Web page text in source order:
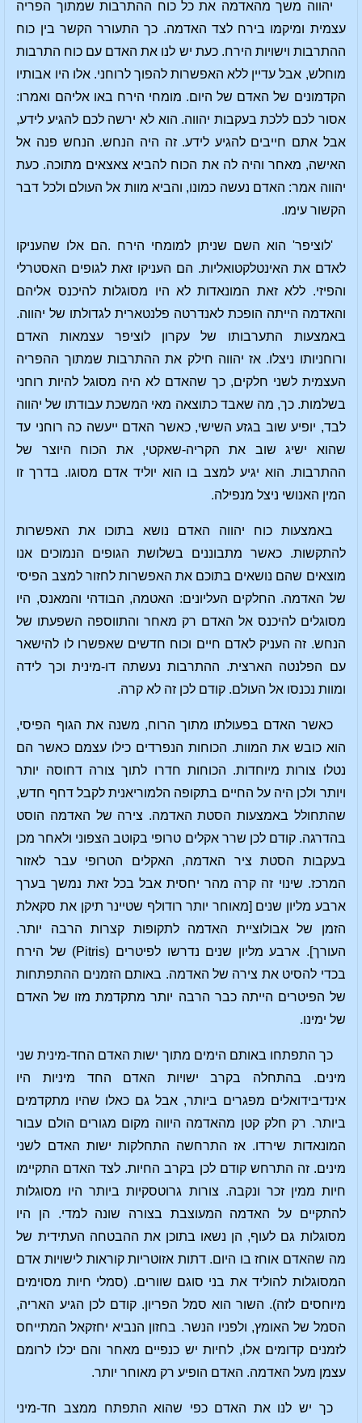
יהווה משך מהאדמה את כל כוח ההתרבות שמתוך הפריה
עצמית ומיקמו בירח לצד האדמה. כך התעורר הקשר בין כוח
ההתרבות וישויות הירח. כעת יש לנו את האדם עם כוח התרבות
מוחלש, אבל עדיין ללא האפשרות להפוך לרוחני. אלו היו אבותיו
הקדמונים של האדם של היום. מומחי הירח באו אליהם ואמרו:
אסור לכם ללכת בעקבות יהווה. הוא לא ירשה לכם להגיע לידע,
אבל אתם חייבים להגיע לידע. זה היה הנחש. הנחש פנה אל
האישה, מאחר והיה לה את הכוח להביא צאצאים מתוכה. כעת
יהווה אמר: האדם נעשה כמונו, והביא מוות אל העולם ולכל דבר
הקשור עימו.
'לוציפר' הוא השם שניתן למומחי הירח .הם אלו שהעניקו
לאדם את האינטלקטואליות. הם העניקו זאת לגופים האסטרלי
והפיזי. ללא זאת המונאדות לא היו מסוגלות להיכנס אליהם
והאדמה הייתה הופכת לאנדרטה פלנטארית לגדולתו של יהווה.
באמצעות התערבותו של עקרון לוציפר עצמאות האדם
ורוחניותו ניצלו. אז יהווה חילק את ההתרבות שמתוך ההפריה
העצמית לשני חלקים, כך שהאדם לא היה מסוגל להיות רוחני
בשלמות. כך, מה שאבד כתוצאה מאי המשכת עבודתו של יהווה
לבד, יופיע שוב בגזע השישי, כאשר האדם ייעשה כה רוחני עד
שהוא ישיג שוב את הקריה-שאקטי, את הכוח היוצר של
ההתרבות. הוא יגיע למצב בו הוא יוליד אדם מסוגו. בדרך זו
המין האנושי ניצל מנפילה.
באמצעות כוח יהווה האדם נושא בתוכו את האפשרות
להתקשות. כאשר מתבוננים בשלושת הגופים הנמוכים אנו
מוצאים שהם נושאים בתוכם את האפשרות לחזור למצב הפיסי
של האדמה. החלקים העליונים: האטמה, הבודהי והמאנס, היו
מסוגלים להיכנס אל האדם רק מאחר והתווספה השפעתו של
הנחש. זה העניק לאדם חיים וכוח חדשים שאפשרו לו להישאר
עם הפלנטה הארצית. ההתרבות נעשתה דו-מינית וכך לידה
ומוות נכנסו אל העולם. קודם לכן זה לא קרה.
כאשר האדם בפעולתו מתוך הרוח, משנה את הגוף הפיסי,
הוא כובש את המוות. הכוחות הנפרדים כילו עצמם כאשר הם
נטלו צורות מיוחדות. הכוחות חדרו לתוך צורה דחוסה יותר
ויותר ולכן היה על החיים בתקופה הלמוריאנית לקבל דחף חדש,
שהתחולל באמצעות הסטת האדמה. צירה של האדמה הוסט
בהדרגה. קודם לכן שרר אקלים טרופי בקוטב הצפוני ולאחר מכן
בעקבות הסטת ציר האדמה, האקלים הטרופי עבר לאזור
המרכז. שינוי זה קרה מהר יחסית אבל בכל זאת נמשך בערך
ארבע מליון שנים [מאוחר יותר רודולף שטיינר תיקן את סקאלת
הזמן של אבולוציית האדמה לתקופות קצרות הרבה יותר.
העורך]. ארבע מליון שנים נדרשו לפיטרים (Pitris) של הירח
בכדי להסיט את צירה של האדמה. באותם הזמנים ההתפתחות
של הפיטרים הייתה כבר הרבה יותר מתקדמת מזו של האדם
של ימינו.
כך התפתחו באותם הימים מתוך ישות האדם החד-מינית שני
מינים. בהתחלה בקרב ישויות האדם החד מיניות היו
אינדיבידואלים מפגרים ביותר, אבל גם כאלו שהיו מתקדמים
ביותר. רק חלק קטן מהאדמה היווה מקום מגורים הולם עבור
המונאדות שירדו. אז התרחשה התחלקות ישות האדם לשני
מינים. זה התרחש קודם לכן בקרב החיות. לצד האדם התקיימו
חיות ממין זכר ונקבה. צורות גרוטסקיות ביותר היו מסוגלות
להתקיים על האדמה המעוצבת בצורה שונה למדי. הן היו
מסוגלות גם לעוף, הן נשאו בתוכן את ההבטחה העתידית של
מה שהאדם אוחז בו היום. דתות אזוטריות קוראות לישויות אדם
המסוגלות להוליד את בני סוגם שוורים. (סמלי חיות מסוימים
מיוחסים לזה). השור הוא סמל הפריון. קודם לכן הגיע האריה,
הסמל של האומץ, ולפניו הנשר. בחזון הנביא יחזקאל המתייחס
לזמנים קדומים אלו, לחיות יש כנפיים מאחר והם יכלו לרומם
עצמן מעל האדמה. האדם הופיע רק מאוחר יותר.
כך יש לנו את האדם כפי שהוא התפתח ממצב חד-מיני